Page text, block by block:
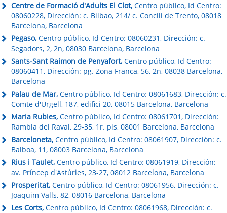
Centre de Formació d'Adults El Clot, Centro público, Id Centro:
08060228, Dirección: c. Bilbao, 214/ c. Concili de Trento, 08018
Barcelona, Barcelona
Pegaso, Centro público, Id Centro: 08060231, Dirección: c.
Segadors, 2, 2n, 08030 Barcelona, Barcelona
Sants-Sant Raimon de Penyafort, Centro público, Id Centro:
08060411, Dirección: pg. Zona Franca, 56, 2n, 08038 Barcelona,
Barcelona
Palau de Mar, Centro público, Id Centro: 08061683, Dirección: c.
Comte d'Urgell, 187, edifici 20, 08015 Barcelona, Barcelona
Maria Rubies, Centro público, Id Centro: 08061701, Dirección:
Rambla del Raval, 29-35, 1r. pis, 08001 Barcelona, Barcelona
Barceloneta, Centro público, Id Centro: 08061907, Dirección: c.
Balboa, 11, 08003 Barcelona, Barcelona
Rius i Taulet, Centro público, Id Centro: 08061919, Dirección:
av. Príncep d'Astúries, 23-27, 08012 Barcelona, Barcelona
Prosperitat, Centro público, Id Centro: 08061956, Dirección: c.
Joaquim Valls, 82, 08016 Barcelona, Barcelona
Les Corts, Centro público, Id Centro: 08061968, Dirección: c.